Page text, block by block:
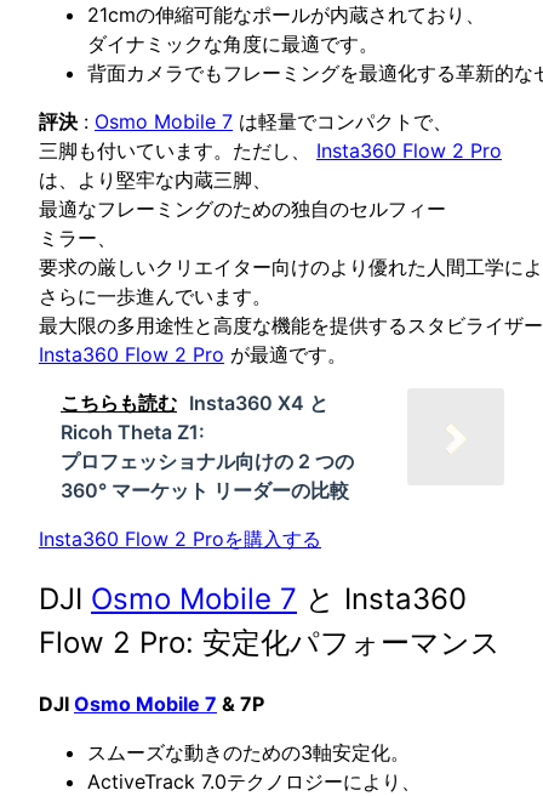
21cmの伸縮可能なポールが内蔵されており、
ダイナミックな角度に最適です。
背面カメラでもフレーミングを最適化する革新的な
評決 : Osmo Mobile 7 は軽量でコンパクトで、
三脚も付いています。ただし、 Insta360 Flow 2 Pro
は、より堅牢な内蔵三脚、
最適なフレーミングのための独自のセルフィー
ミラー、
要求の厳しいクリエイター向けのより優れた人間工学に
さらに一歩進んでいます。
最大限の多用途性と高度な機能を提供するスタビライザ
Insta360 Flow 2 Pro が最適です。
こちらも読む Insta360 X4 と
Ricoh Theta Z1:
プロフェッショナル向けの 2 つの
360° マーケット リーダーの比較
Insta360 Flow 2 Proを購入する
DJI Osmo Mobile 7 と Insta360
Flow 2 Pro: 安定化パフォーマンス
DJI Osmo Mobile 7 & 7P
スムーズな動きのための3軸安定化。
ActiveTrack 7.0テクノロジーにより、